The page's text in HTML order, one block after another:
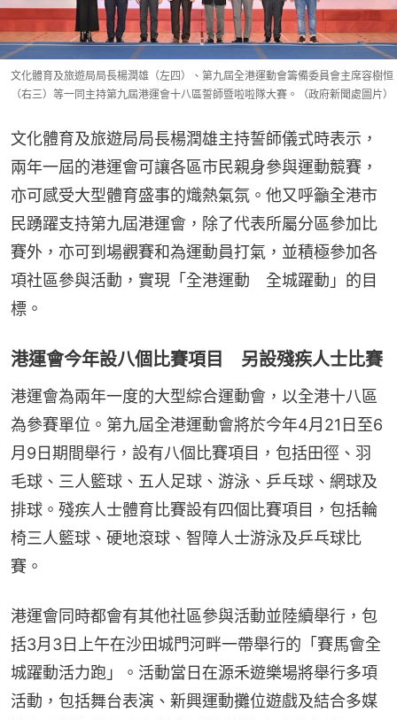
文化體育及旅遊局局長楊潤雄（左四）、第九屆全港運動會籌備委員會主席容樹恒
（右三）等一同主持第九屆港運會十八區誓師暨啦啦隊大賽。（政府新聞處圖片）
文化體育及旅遊局局長楊潤雄主持誓師儀式時表示，
兩年一屆的港運會可讓各區市民親身參與運動競賽，
亦可感受大型體育盛事的熾熱氣氛。他又呼籲全港市
民踴躍支持第九屆港運會，除了代表所屬分區參加比
賽外，亦可到場觀賽和為運動員打氣，並積極參加各
項社區參與活動，實現「全港運動　全城躍動」的目
標。
港運會今年設八個比賽項目 另設殘疾人士比賽
港運會為兩年一度的大型綜合運動會，以全港十八區
為參賽單位。第九屆全港運動會將於今年4月21日至6
月9日期間舉行，設有八個比賽項目，包括田徑、羽
毛球、三人籃球、五人足球、游泳、乒乓球、網球及
排球。殘疾人士體育比賽設有四個比賽項目，包括輪
椅三人籃球、硬地滾球、智障人士游泳及乒乓球比
賽。
港運會同時都會有其他社區參與活動並陸續舉行，包
括3月3日上午在沙田城門河畔一帶舉行的「賽馬會全
城躍動活力跑」。活動當日在源禾遊樂場將舉行多項
活動，包括舞台表演、新興運動攤位遊戲及結合多媒